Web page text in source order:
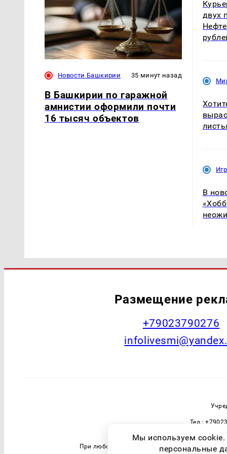
Новости Башкирии 35 минут назад
В Башкирии по гаражной
амнистии оформили почти
16 тысяч объектов
двух
В
Размещение
+79023790276
Тел.:
При любом использовании материалов
Мы используем
персональные